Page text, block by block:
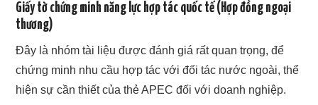
Giấy tờ chứng minh năng lực hợp tác quốc tế (Hợp đồng ngoại
thương)
Đây là nhóm tài liệu được đánh giá rất quan trọng, để
chứng minh nhu cầu hợp tác với đối tác nước ngoài, thể
hiện sự cần thiết của thẻ APEC đối với doanh nghiệp.